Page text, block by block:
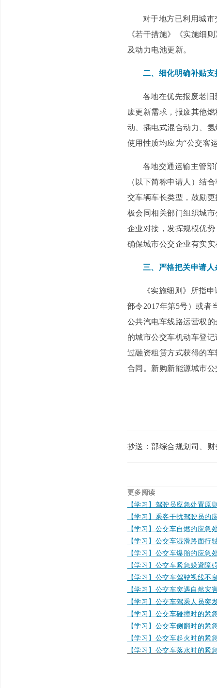
对于地方已利用城
《若干措施》《实施细
及动力电池更新。
二、细化明确补贴
各地在优先报废老
废更新需求，报废其他
动、插电式混合动力、
使用性质均应为“公交客
各地交通运输主管
（以下简称申请人）结
交车辆车长类型，鼓励
极会同相关部门组织城
企业对接，发挥规模优
确保城市公交企业有实
三、严格把关申请人
《实施细则》所指
部令2017年第5号）或者
公共汽电车线路运营权
的城市公交车机动车登
过融资租赁方式获得的
合同。新购新能源城市
抄送：部综合规划司、
更多阅读
【学习】驾驶员应急处置原
【学习】乘客干扰驾驶员的
【学习】公交车自燃的应急
【学习】公交车湿滑路面行
【学习】公交车爆胎的应急
【学习】公交车紧急躲避障
【学习】公交车驾驶视线不
【学习】公交车突遇自然灾
【学习】公交车驾乘人员突
【学习】公交车碰撞时的紧
【学习】公交车侧翻时的紧
【学习】公交车起火时的紧
【学习】公交车落水时的紧